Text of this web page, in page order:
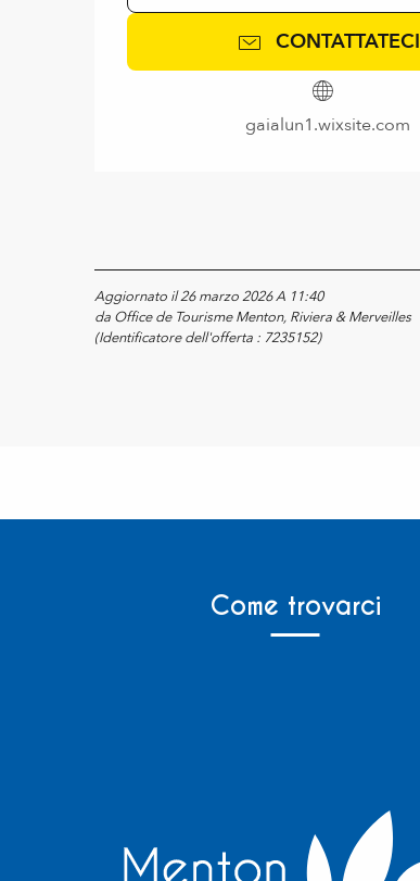
CONTATTATECI
gaialun1.wixsite.com
Aggiornato il 26 marzo 2026 A 11:40
da Office de Tourisme Menton, Riviera & Merveilles
(Identificatore dell'offerta : 7235152)
Come trovarci